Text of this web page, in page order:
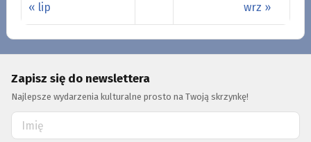
« lip wrz »
Zapisz się do newslettera
Najlepsze wydarzenia kulturalne prosto na Twoją skrzynkę!